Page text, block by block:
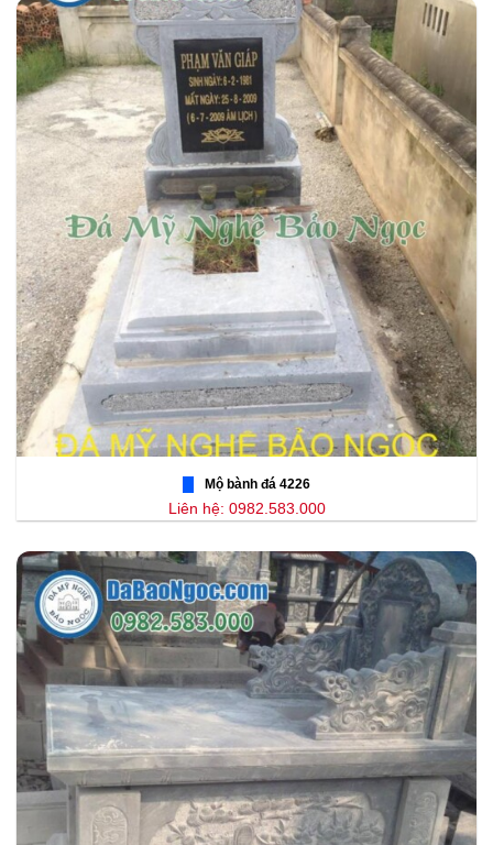
Mộ bành đá 4226
Liên hệ: 0982.583.000